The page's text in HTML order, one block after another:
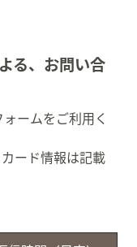
る、お問い合
ームをご利用く
ード情報は記載